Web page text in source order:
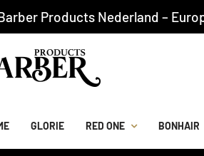
Products Nederland –
GLORIE RED ONE BONHAIR